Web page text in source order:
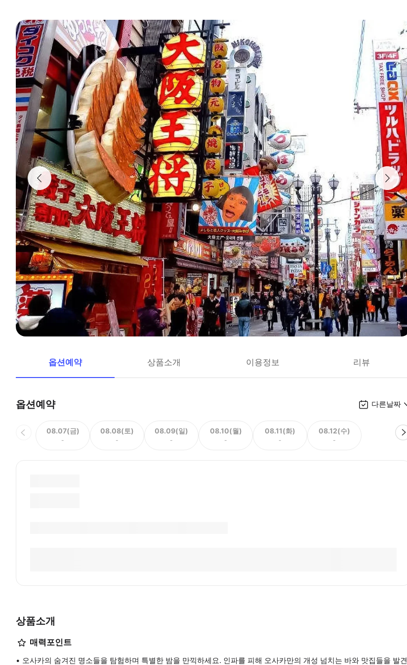
옵션예약 상품소개 이용정보 리뷰
옵션예약 다른날짜
08.07(금)
-
08.08(토)
-
08.09(일)
-
08.10(월)
-
08.11(화)
-
08.12(수)
-
상품소개
매력포인트
오사카의 숨겨진 명소들을 탐험하며 특별한 밤을 만끽하세요. 인파를 피해 오사카만의 개성 넘치는 바와 맛집들을 발견